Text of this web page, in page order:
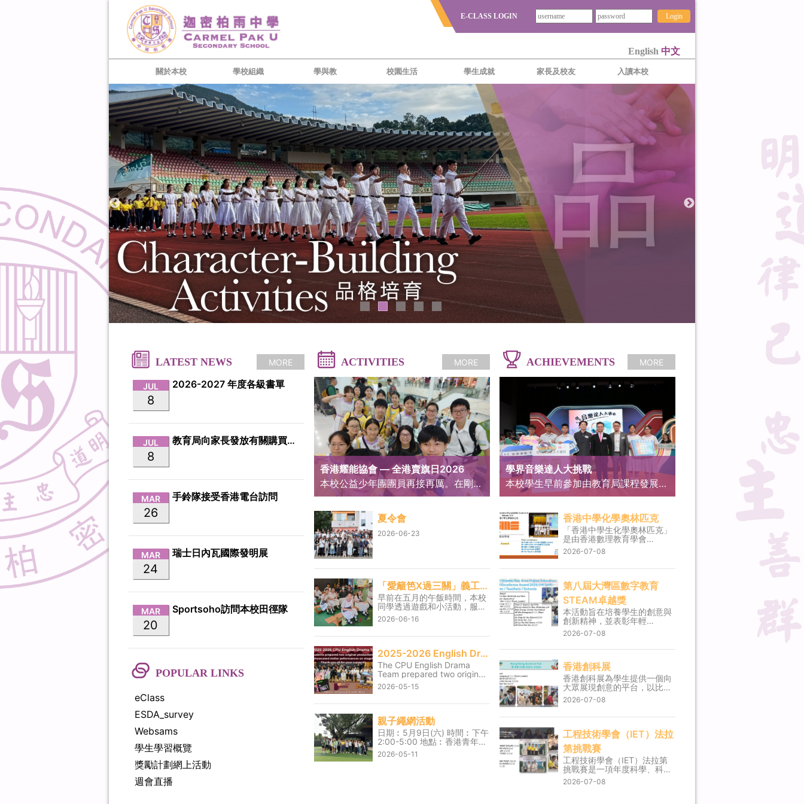
E-CLASS LOGIN Login
English 中文
關於本校 學校組織 學與教 校園生活 學生成就 家長及校友 入讀本校
LATEST NEWS MORE
JUL
8
2026-2027 年度各級書單
JUL
8
教育局向家長發放有關購買課本的資訊
MAR
26
手鈴隊接受香港電台訪問
MAR
24
瑞士日內瓦國際發明展
MAR
20
Sportsoho訪問本校田徑隊
POPULAR LINKS
eClass
ESDA_survey
Websams
學生學習概覽
獎勵計劃網上活動
週會直播
ACTIVITIES MORE
香港耀能協會 — 全港賣旗日2026
本校公益少年團團員再接再厲。在剛過去的週末，我們參與了「香港耀能協會 — 全港賣旗日」義工服務。當天天氣時晴時雨，但各位團員仍不畏炎熱與天氣變化，盡力向大埔街坊及途人籌款。 我們相信，當天所付出的微小力量與汗水，能為香港耀能協會籌集經費，讓愛心持續延伸。
夏令會
2026-06-23
「愛籬笆X過三關」義工服務
早前在五月的午飯時間，本校
同學透過遊戲和小活動，服務
彼鄰的基督教銘恩小學及大埔
浸信會公立學校。雖然同學需
其中，實在很值得。 在參與服
務的過程中，同學學習到「施
比受更為有福」的意義，更懂
得彼此關懷，並進一步學會如
何服務社區。
2026-06-16
2025-2026 English Drama Shows
The CPU English Drama
Team prepared two original
productions and showcased
stellar performances on
they had poured into the
shows over the last few
months. We also thank Mr.
Henry and Ms Mio, the
coach for their unwavering
2026-05-15
親子繩網活動
日期︰5月9日(六) 時間︰下午
2:00-5:00 地點︰香港青年獎
勵計劃賽馬會愛丁堡公爵訓練
營 是次活動家長和孩子們努力
2026-05-11
ACHIEVEMENTS MORE
學界音樂達人大挑戰
本校學生早前參加由教育局課程發展處藝術教育組及香港電台第四台合辦的「學界音樂達人大挑戰」網上初賽，榮獲「學界音樂達人獎」及「18區積極參與獎」，更連續第二年晉身決賽。 決賽暨頒獎禮已於7月8日假東九文化中心舉行。本校學生憑著豐富的美樂知識和默契，在決賽中表現卓越，最終奪得780分的高分，以225分的優勢拋離對手，一舉囊括金獎、「最佳合作獎」及「現場打氣獎」。 決賽成員如下： 3A曾凱晴、3D羅翊昕、4C吳晉銘、4C蘇家恆、5C趙胤皓 智囊團成員如下： 4A周子琪、4C陳敏政、4C賈毓鈞、4D黃晞駿、5B朱俙朗 打氣團成員如下： 3B周萬旗、3B林嘉怡、3B鄭希幔、3D溫梓皓、4A鄭綺雯、4A劉玥希、4B何絢充、4B郭展銘、4B李曉琳、4C羅亮言、4C王敏行、4D賴萌琦 決賽的精彩實況將於7月11日下午2時，於香港電台第四台《我哋都係音樂系！》節目時段內播出；電視版本則於8月30日下午3時30分，於港台電視31播映。 香港電台新聞稿：https://app3.rthk.hk/press/main.php?id=2311
香港中學化學奧林匹克
「香港中學生化學奧林匹克」
是由香港數理教育學會
（HKASME）合辦的專題研習
比賽。該比賽旨在激發學生學
科學探究過程的技能。 獎項:
榮譽獎 5D 楊鍵鏘 5C莊恩樂
5D 周柏恒 5D 謝東瀚 5D 張
馨悅 指導老師： 葉婉如老師
王子揚博士
2026-07-08
第八屆大灣區數字教育
STEAM卓越獎
本活動旨在培養學生的創意與
創新精神，並表彰年輕
STEAM 人才所付出的努力。
獎項: 金獎 (初中組-新材料與
新能源) Team 1 3A杜國威 (隊
仲僑 3A宋家豪 銅獎 (初中組-
新材料與新能源) Team 2 3B
聶光佑 (隊長) 3A楊嘉懿 3C鄧
雁 3D林熙媚 3D陳柏昕 指導
老師： 王子揚博士 譚以諒老
2026-07-08
香港創科展
香港創科展為學生提供一個向
大眾展現創意的平台，以比賽
形式讓同學運用科學及創意解
決生活上各式各樣的難題。學
化作品及表達創新概念。 獎
項: 優異獎 3B聶光佑 (隊長)
3A曹詩琪 3D陳柏昕 3D林熙
媚 指導老師： 譚以諒老師
2026-07-08
工程技術學會（IET）法拉
第挑戰賽
工程技術學會（IET）法拉第
挑戰賽是一項年度科學、科
技、工程及數學（STEM）活
動日競賽。該活動採跨學科設
2026-07-08